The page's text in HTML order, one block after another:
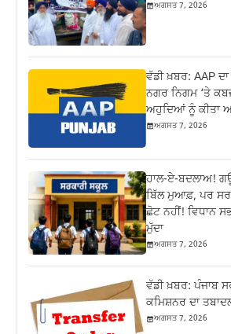
ਅਗਸਤ 7, 2026
ਵੱਡੀ ਖ਼ਬਰ: AAP
ਨਗਰ ਨਿਗਮ ‘ਤੇ
ਅਹੁਦਿਆਂ ਨੂੰ ਕੀਤਾ
ਅਗਸਤ 7, 2026
ਹਾਲ-ਏ-ਬਦਲਾਅ!
ਬਿੱਲ ਮੁਆਫ਼, ਪਰ
ਛੋਟ ਨਹੀਂ! ਵਿਧਾਨ
ਮੁੱਦਾ
ਅਗਸਤ 7, 2026
ਵੱਡੀ ਖ਼ਬਰ: ਪੰਜਾਬ
ਕਮਿਸ਼ਨਰ ਦਾ
ਅਗਸਤ 7, 2026